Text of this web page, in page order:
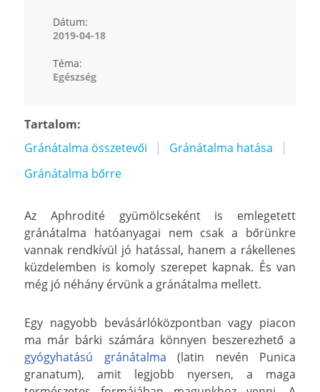
Dátum:
2019-04-18
Téma:
Egészség
Tartalom:
Gránátalma összetevői
Gránátalma hatása
Gránátalma bőrre
Az Aphrodité gyümölcseként is emlegetett
gránátalma hatóanyagai nem csak a bőrünkre
vannak rendkívül jó hatással, hanem a rákellenes
küzdelemben is komoly szerepet kapnak. És van
még jó néhány érvünk a gránátalma mellett.
Egy nagyobb bevásárlóközpontban vagy piacon
ma már bárki számára könnyen beszerezhető a
gyógyhatású gránátalma (latin nevén Punica
granatum), amit legjobb nyersen, a maga